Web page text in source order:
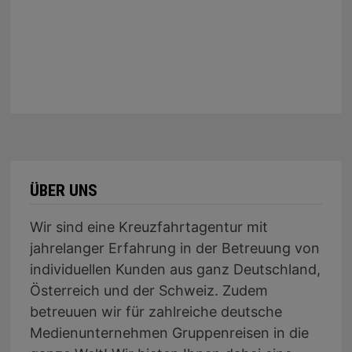
ÜBER UNS
Wir sind eine Kreuzfahrtagentur mit
jahrelanger Erfahrung in der Betreuung von
individuellen Kunden aus ganz Deutschland,
Österreich und der Schweiz. Zudem
betreuuen wir für zahlreiche deutsche
Medienunternehmen Gruppenreisen in die